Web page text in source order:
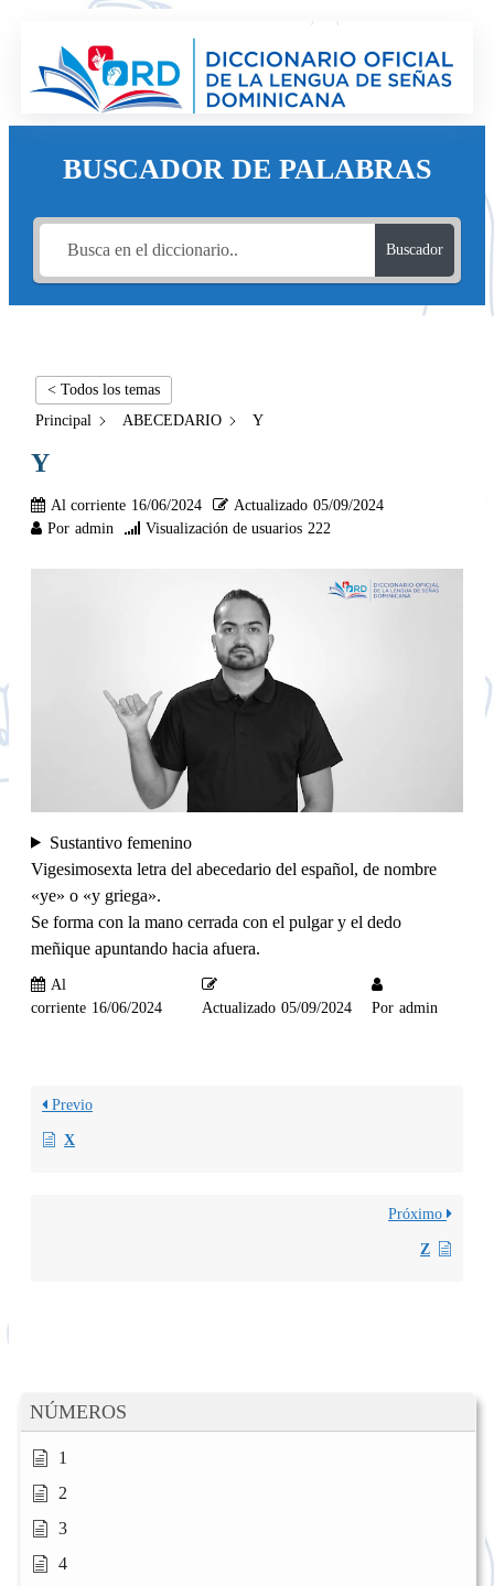
BUSCADOR DE PALABRAS
Buscador
NÚMEROS
1
2
3
4
< Todos los temas
Principal
ABECEDARIO Y
Y
Al corriente 16/06/2024 Actualizado 05/09/2024
Por admin Visualización de usuarios 222
Sustantivo femenino
Vigesimosexta letra del abecedario del español, de nombre
«ye» o «y griega».
Se forma con la mano cerrada con el pulgar y el dedo
meñique apuntando hacia afuera.
Al
corriente 16/06/2024 Actualizado 05/09/2024 Por admin
Previo
X
Próximo
Z